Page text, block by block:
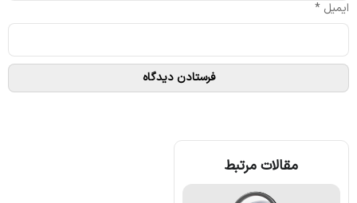
ایمیل *
مقالات مرتبط